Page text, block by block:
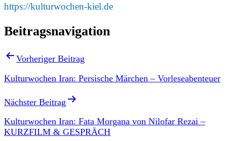
https://kulturwochen-kiel.de
Beitragsnavigation
Vorheriger Beitrag
Kulturwochen Iran: Persische Märchen – Vorleseabenteuer
Nächster Beitrag
Kulturwochen Iran: Fata Morgana von Nilofar Rezai –
KURZFILM & GESPRÄCH